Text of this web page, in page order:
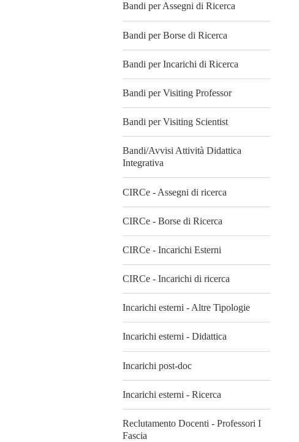
Bandi per Assegni di Ricerca
Bandi per Borse di Ricerca
Bandi per Incarichi di Ricerca
Bandi per Visiting Professor
Bandi per Visiting Scientist
Bandi/Avvisi Attività Didattica
Integrativa
CIRCe - Assegni di ricerca
CIRCe - Borse di Ricerca
CIRCe - Incarichi Esterni
CIRCe - Incarichi di ricerca
Incarichi esterni - Altre Tipologie
Incarichi esterni - Didattica
Incarichi post-doc
Incarichi esterni - Ricerca
Reclutamento Docenti - Professori I
Fascia